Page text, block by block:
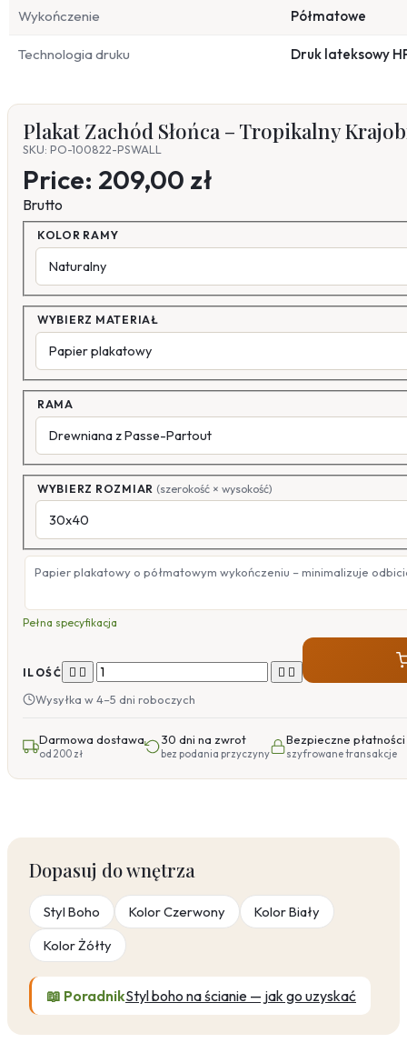
Wykończenie Półmatowe
Technologia druku Druk lateksowy
Plakat Zachód Słońca – Tropikalny
SKU: PO-100822-PSWALL
Price: 209,00 zł
Brutto
KOLOR RAMY
WYBIERZ MATERIAŁ
RAMA
WYBIERZ ROZMIAR (szerokość × wysokość)
Papier plakatowy o półmatowym wykończeniu – minimalizuje
Pełna specyfikacja
ILOŚĆ    
Wysyłka w 4–5 dni roboczych
Darmowa dostawa
od 200 zł
30 dni na zwrot
bez podania przyczyny
Bezpieczne płatności
szyfrowane transakcje
Dopasuj do wnętrza
Styl Boho Kolor Czerwony
Kolor Biały
Kolor Żółty
📖 PoradnikStyl boho na ścianie — jak go uzyskać